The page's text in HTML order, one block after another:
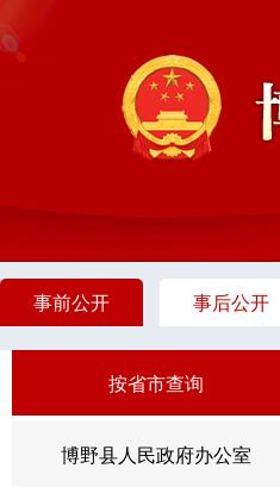
事前公开 事后公开
按省市查询
博野县人民政府办公室